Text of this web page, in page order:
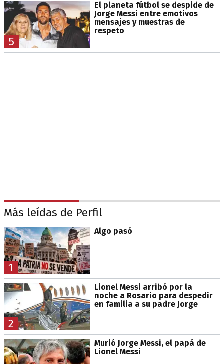
5
El planeta fútbol se despide de
Jorge Messi entre emotivos
mensajes y muestras de
respeto
Más leídas de Perfil
1
Algo pasó
2
Lionel Messi arribó por la
noche a Rosario para despedir
en familia a su padre Jorge
Murió Jorge Messi, el papá de
Lionel Messi